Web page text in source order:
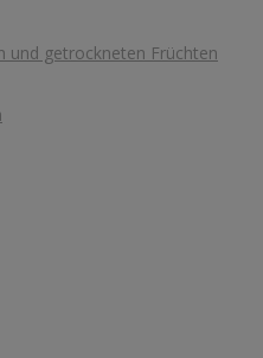
und getrockneten Früchten